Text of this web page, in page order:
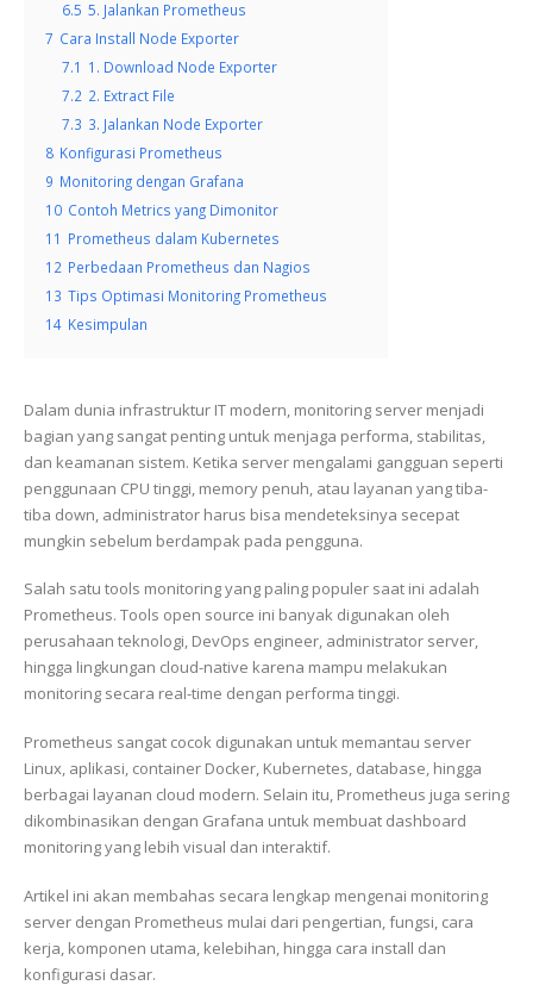
6.5 5. Jalankan Prometheus
7 Cara Install Node Exporter
7.1 1. Download Node Exporter
7.2 2. Extract File
7.3 3. Jalankan Node Exporter
8 Konfigurasi Prometheus
9 Monitoring dengan Grafana
10 Contoh Metrics yang Dimonitor
11 Prometheus dalam Kubernetes
12 Perbedaan Prometheus dan Nagios
13 Tips Optimasi Monitoring Prometheus
14 Kesimpulan
Dalam dunia infrastruktur IT modern, monitoring server menjadi
bagian yang sangat penting untuk menjaga performa, stabilitas,
dan keamanan sistem. Ketika server mengalami gangguan seperti
penggunaan CPU tinggi, memory penuh, atau layanan yang tiba-
tiba down, administrator harus bisa mendeteksinya secepat
mungkin sebelum berdampak pada pengguna.
Salah satu tools monitoring yang paling populer saat ini adalah
Prometheus. Tools open source ini banyak digunakan oleh
perusahaan teknologi, DevOps engineer, administrator server,
hingga lingkungan cloud-native karena mampu melakukan
monitoring secara real-time dengan performa tinggi.
Prometheus sangat cocok digunakan untuk memantau server
Linux, aplikasi, container Docker, Kubernetes, database, hingga
berbagai layanan cloud modern. Selain itu, Prometheus juga sering
dikombinasikan dengan Grafana untuk membuat dashboard
monitoring yang lebih visual dan interaktif.
Artikel ini akan membahas secara lengkap mengenai monitoring
server dengan Prometheus mulai dari pengertian, fungsi, cara
kerja, komponen utama, kelebihan, hingga cara install dan
konfigurasi dasar.